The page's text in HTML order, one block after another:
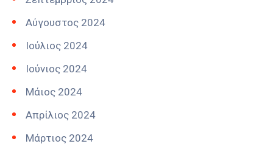
Αύγουστος 2024
Ιούλιος 2024
Ιούνιος 2024
Μάιος 2024
Απρίλιος 2024
Μάρτιος 2024